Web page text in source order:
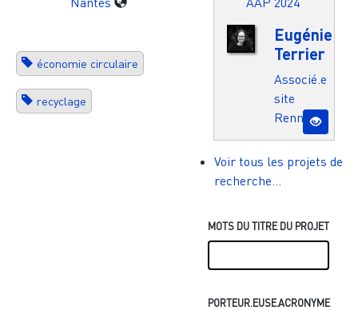
économie circulaire
recyclage
Eugénie
Terrier
Associé.e
site
Rennes
Voir tous les projets de
recherche...
MOTS DU TITRE DU PROJET
PORTEUR.EUSE.ACRONYME